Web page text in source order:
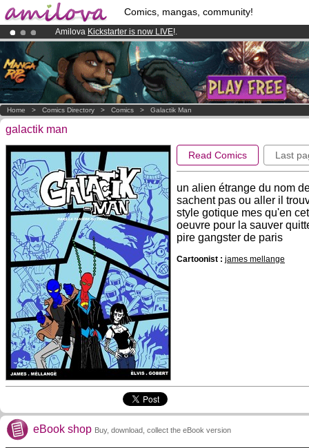
Comics, mangas, community!
Amilova Kickstarter is now LIVE!.
Already 100000membersand 1000comics & mangas!.
Premium membership from3.95 euros per month !Get membership
Home > Comics Directory > Comics > Galactik Man
galactik man
Read Comics Last
un alien étrange du nom
sachent pas ou aller il
style gotique mes qu'en
oeuvre pour la sauver
pire gangster de paris
Cartoonist : james mellange
eBook shop Buy, download, collect the eBook version